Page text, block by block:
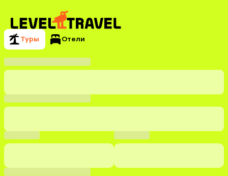
Туры Отели